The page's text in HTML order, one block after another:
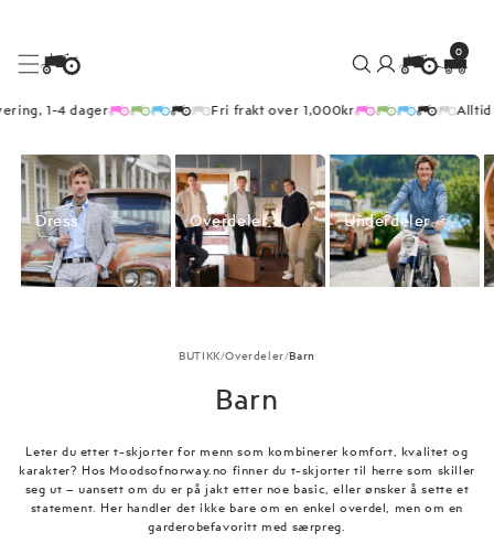
Hopp1-4 dager Fri frakt over 1,000kr Alltid
inn
0
elementer
Handlekurv
Dress Overdeler Underdeler
BUTIKK/Overdeler/Barn
Barn
Leter du etter t-skjorter for menn som kombinerer komfort, kvalitet og
karakter? Hos Moodsofnorway.no finner du t-skjorter til herre som skiller
seg ut – uansett om du er på jakt etter noe basic, eller ønsker å sette et
statement. Her handler det ikke bare om en enkel overdel, men om en
garderobefavoritt med særpreg.